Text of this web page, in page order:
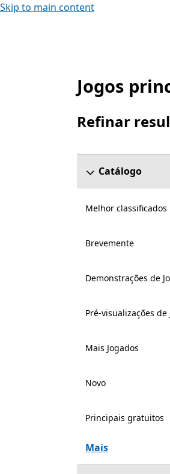
Skip to main content
List Microsoft.com
Jogos
Refinar
Catálogo
Melhor classificados
Brevemente
Demonstrações de
Pré-visualizações de
Mais Jogados
Novo
Principais gratuitos
Mais